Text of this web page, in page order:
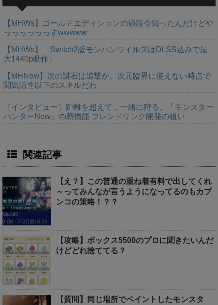
【MHWs】ゴールドエディションの値段今知ったんだけどや
っっっっっっすwwwww
【MHWs】「Switch2版モンハンワイルズはDLSS込みで最
大1440p動作」
【MHNow】次の謎石は追撃か。次元臨界に使えない時点で
闘気活性以下のスキルだわ
［インタビュー］距離を超えて，一緒に狩る。「モンスター
ハンターNow」の新機能 フレンドリンク開発の狙い
関連記事
【え？】この普通の重ね着有料で出してくれ
～ってみんなが言うようになってるのもカプ
ンコの策略！？？
【攻略】ボックス5500のプロに聞きたいんだ
けどどれ捨ててる？
【質問】同じ場所でペイントしたモンスタ